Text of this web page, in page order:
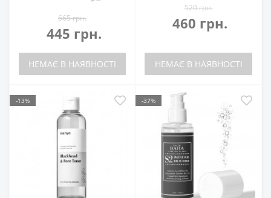
665 грн.
445 грн.
НЕМАЄ В НАЯВНОСТІ
520 грн.
460 грн.
НЕМАЄ В НАЯВНОСТІ
-13% -37%